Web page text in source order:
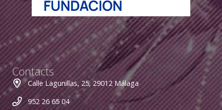
Contacts
Calle Lagunillas, 25; 29012 Málaga
952 26 65 04